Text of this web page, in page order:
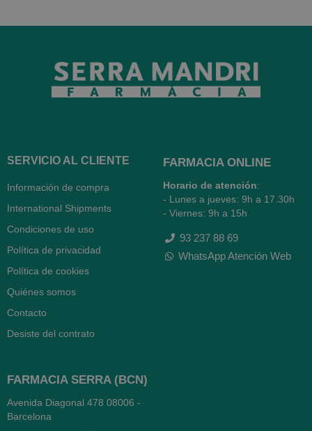
SERVICIO AL CLIENTE
Información de compra
International Shipments
Condiciones de uso
Política de privacidad
Política de cookies
Quiénes somos
Contacto
Desiste del contrato
FARMACIA ONLINE
Horario de atención:
- Lunes a jueves: 9h a 17.30h
- Viernes: 9h a 15h
93 237 88 69
WhatsApp Atención Web
FARMACIA SERRA (BCN)
Avenida Diagonal 478 08006 -
Barcelona